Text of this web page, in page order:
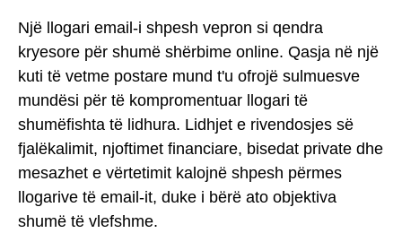
Një llogari email-i shpesh vepron si qendra
kryesore për shumë shërbime online. Qasja në një
kuti të vetme postare mund t'u ofrojë sulmuesve
mundësi për të kompromentuar llogari të
shumëfishta të lidhura. Lidhjet e rivendosjes së
fjalëkalimit, njoftimet financiare, bisedat private dhe
mesazhet e vërtetimit kalojnë shpesh përmes
llogarive të email-it, duke i bërë ato objektiva
shumë të vlefshme.